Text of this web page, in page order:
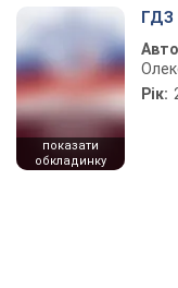
показати
обкладинку
ГДЗ
Рік: